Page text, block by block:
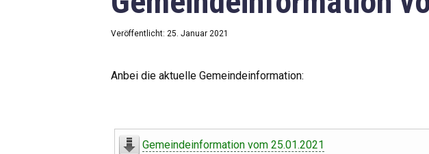
Veröffentlicht: 25. Januar 2021
Anbei die aktuelle Gemeindeinformation:
Gemeindeinformation vom 25.01.2021